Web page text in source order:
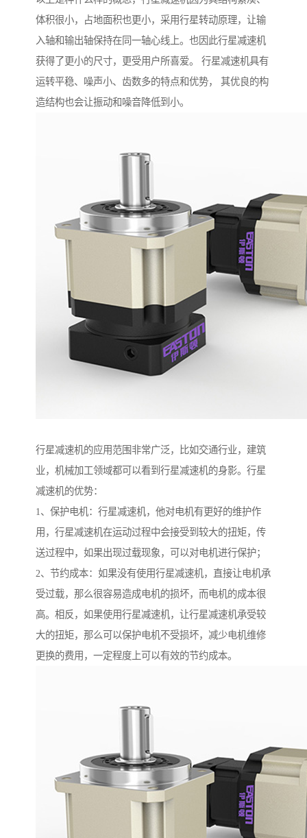
体积很小，占地面积也更小，采用行星转动原理，让输
入轴和输出轴保持在同一轴心线上。也因此行星减速机
获得了更小的尺寸，更受用户所喜爱。 行星减速机具有
运转平稳、噪声小、齿数多的特点和优势， 其优良的构
造结构也会让振动和噪音降低到小。
行星减速机的应用范围非常广泛，比如交通行业，建筑
业，机械加工领域都可以看到行星减速机的身影。行星
减速机的优势：
1、保护电机：行星减速机，他对电机有更好的维护作
用，行星减速机在运动过程中会接受到较大的扭矩，传
送过程中，如果出现过载现象，可以对电机进行保护；
2、节约成本：如果没有使用行星减速机，直接让电机承
受过载，那么很容易造成电机的损坏，而电机的成本很
高。相反，如果使用行星减速机，让行星减速机承受较
大的扭矩，那么可以保护电机不受损坏，减少电机维修
更换的费用，一定程度上可以有效的节约成本。